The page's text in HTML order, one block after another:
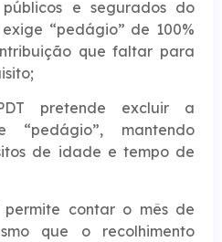
e segurados do
“pedágio” de 100%
que faltar para
pretende excluir a
“pedágio”, mantendo
de idade e tempo de
contar o mês de
que o recolhimento